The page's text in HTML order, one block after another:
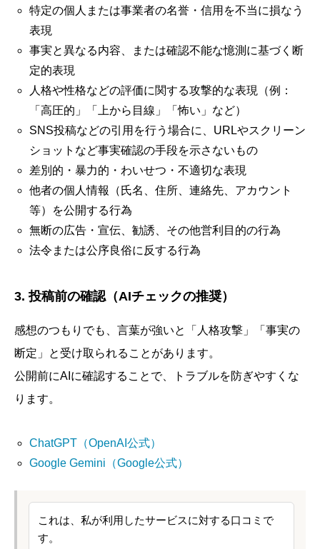
特定の個人または事業者の名誉・信用を不当に損なう
表現
事実と異なる内容、または確認不能な憶測に基づく断
定的表現
人格や性格などの評価に関する攻撃的な表現（例：
「高圧的」「上から目線」「怖い」など）
SNS投稿などの引用を行う場合に、URLやスクリーン
ショットなど事実確認の手段を示さないもの
差別的・暴力的・わいせつ・不適切な表現
他者の個人情報（氏名、住所、連絡先、アカウント
等）を公開する行為
無断の広告・宣伝、勧誘、その他営利目的の行為
法令または公序良俗に反する行為
3. 投稿前の確認（AIチェックの推奨）
感想のつもりでも、言葉が強いと「人格攻撃」「事実の
断定」と受け取られることがあります。
公開前にAIに確認することで、トラブルを防ぎやすくな
ります。
ChatGPT（OpenAI公式）
Google Gemini（Google公式）
これは、私が利用したサービスに対する口コミで
す。